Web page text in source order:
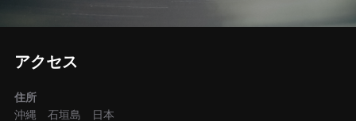
ーアクセス
住所
沖縄 石垣島 日本